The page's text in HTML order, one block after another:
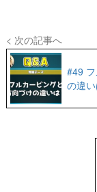
< 次の記事へ
#49
の違